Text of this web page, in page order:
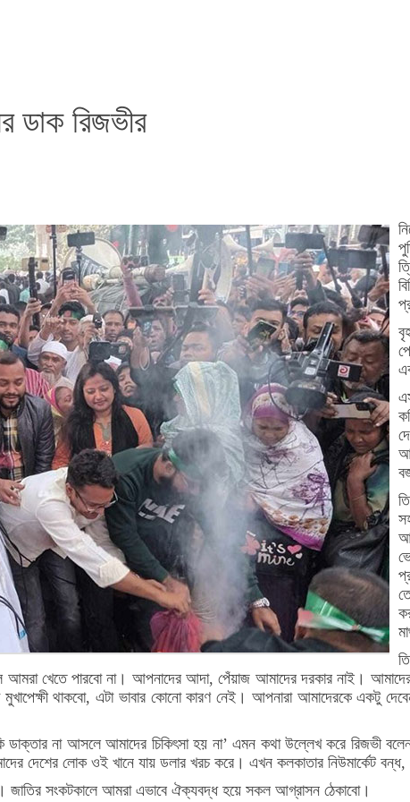
ডাক রিজভীর
খেতে পারবো না। আপনাদের আদা, পেঁয়াজ আমাদের দরকার নাই। আমাদের
থাকবো, এটা ভাবার কোনো কারণ নেই। আপনারা আমাদেরকে একটু
ডাক্তার না আসলে আমাদের চিকিৎসা হয় না’ এমন কথা উল্লেখ করে রিজভী
দেশের লোক ওই খানে যায় ডলার খরচ করে। এখন কলকাতার নিউমার্কেট
জাতির সংকটকালে আমরা এভাবে ঐক্যবদ্ধ হয়ে সকল আগ্রাসন ঠেকাবো।